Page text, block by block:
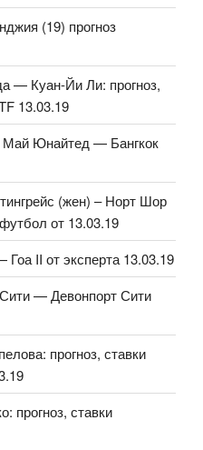
(19) прогноз
— Куан-Йи Ли: прогноз,
13.03.19
Май Юнайтед — Бангкок
(жен) – Норт Шор
от 13.03.19
II от эксперта 13.03.19
— Девонпорт Сити
прогноз, ставки
прогноз, ставки